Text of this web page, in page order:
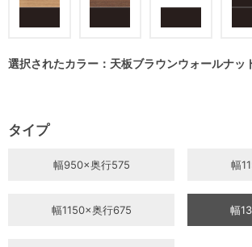
選択されたカラー：天板ブラウンウォールナッ
タイプ
幅950×奥行575 幅
幅1150×奥行675 幅